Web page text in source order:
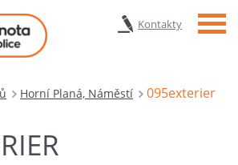
Kontakty Menu
Horní Planá, Náměstí 095exterier